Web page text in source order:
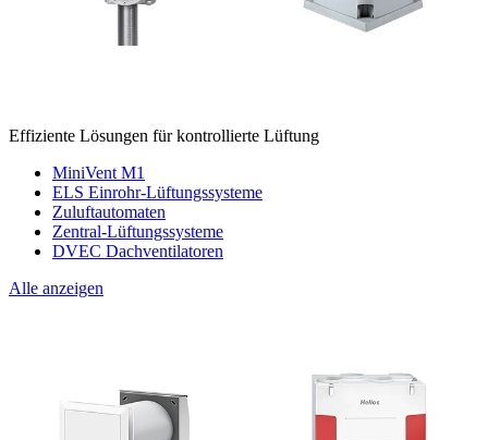
Effiziente Lösungen für kontrollierte Lüftung
MiniVent M1
ELS Einrohr-Lüftungssysteme
Zuluftautomaten
Zentral-Lüftungssysteme
DVEC Dachventilatoren
Alle anzeigen